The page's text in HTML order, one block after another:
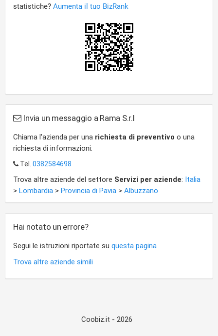
Invia un messaggio a Rama S.r.l
Chiama l'azienda per una richiesta di preventivo o una
richiesta di informazioni:
Tel. 0382584698
Trova altre aziende del settore Servizi per aziende: Italia
> Lombardia > Provincia di Pavia > Albuzzano
Hai notato un errore?
Segui le istruzioni riportate su questa pagina
Trova altre aziende simili
Coobiz.it - 2026